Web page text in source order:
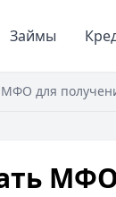
Займы
для